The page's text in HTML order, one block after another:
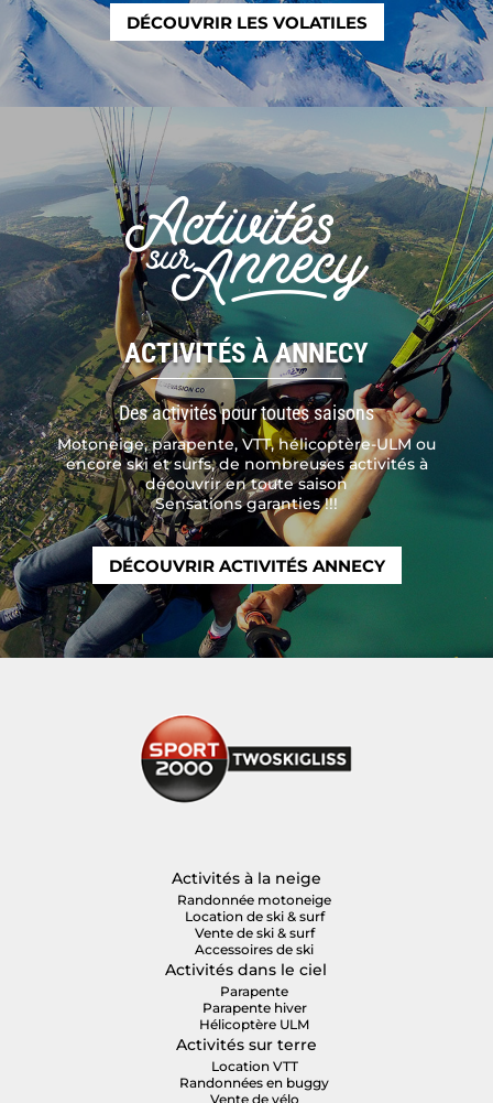
DÉCOUVRIR LES VOLATILES
ACTIVITÉS À ANNECY
Des activités pour toutes saisons
Motoneige, parapente, VTT, hélicoptère-ULM ou
encore ski et surfs, de nombreuses activités à
découvrir en toute saison
Sensations garanties !!!
DÉCOUVRIR ACTIVITÉS ANNECY
Activités à la neige
Randonnée motoneige
Location de ski & surf
Vente de ski & surf
Accessoires de ski
Activités dans le ciel
Parapente
Parapente hiver
Hélicoptère ULM
Activités sur terre
Location VTT
Randonnées en buggy
Vente de vélo